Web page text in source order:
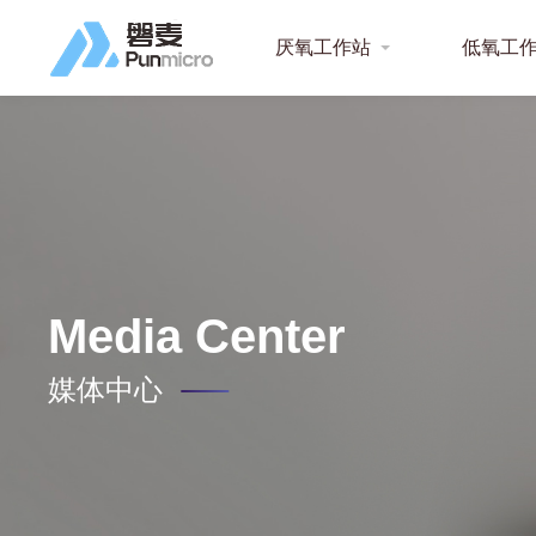
厌氧工作站 低氧工
Media Center
媒体中心